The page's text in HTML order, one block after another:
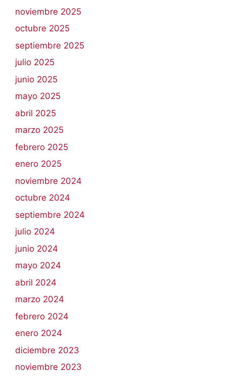
noviembre 2025
octubre 2025
septiembre 2025
julio 2025
junio 2025
mayo 2025
abril 2025
marzo 2025
febrero 2025
enero 2025
noviembre 2024
octubre 2024
septiembre 2024
julio 2024
junio 2024
mayo 2024
abril 2024
marzo 2024
febrero 2024
enero 2024
diciembre 2023
noviembre 2023